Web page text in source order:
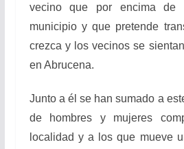
vecino que por encima de
municipio y que pretende
crezca y los vecinos se
en Abrucena.
Junto a él se han sumado a
de hombres y mujeres
localidad y a los que mueve